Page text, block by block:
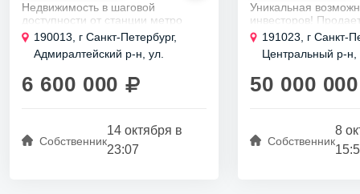
Недвижимость в шаговой
доступности от станции метро
Технологический институт
привлекает своим удобством и
комфортом.
которые...
190013, г Санкт-Петербург,
Адмиралтейский р-н, ул.
6 600 000
Собственник
14 октября в
23:07
Уникальная
инвесторов!
комнат в квартире
коридором и
Она находится на
191023, г Санкт-
Центральный р-
50 000 000
Собственник
8